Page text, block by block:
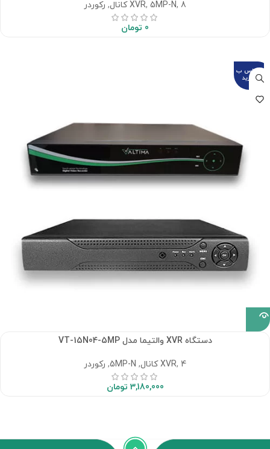
XVR,5MP-N,
,رکوردر
تومان
تماس ب
گیرید
دستگاه XVR والتیما مدل VT-15N04-5MP
XVR,
,
5MP-N
,رکوردر
3,180,000 تومان